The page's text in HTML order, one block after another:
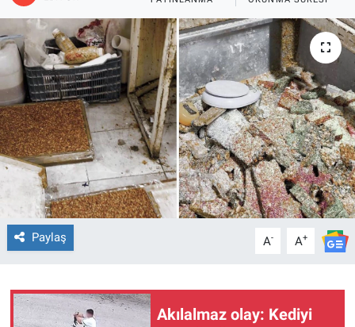
Paylaş A- A+
Akılalmaz olay: Kediyi
EĞİTİM
ÖZEL HABER
POLİTİKA
SAĞLIK
SPOR
TEKNOLOJİ